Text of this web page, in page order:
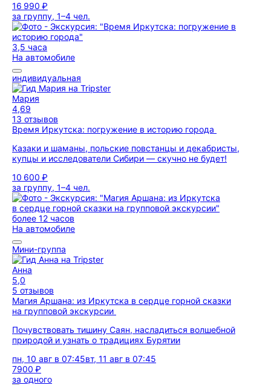
16 990 ₽
за группу, 1–4 чел.
3,5 часа
На автомобиле
индивидуальная
Мария
4,69
13 отзывов
Время Иркутска: погружение в историю города
Казаки и шаманы, польские повстанцы и декабристы,
купцы и исследователи Сибири — скучно не будет!
10 600 ₽
за группу, 1–4 чел.
более 12 часов
На автомобиле
Мини-группа
Анна
5,0
5 отзывов
Магия Аршана: из Иркутска в сердце горной сказки
на групповой экскурсии
Почувствовать тишину Саян, насладиться волшебной
природой и узнать о традициях Бурятии
пн, 10 авг в 07:45вт, 11 авг в 07:45
7900 ₽
за одного